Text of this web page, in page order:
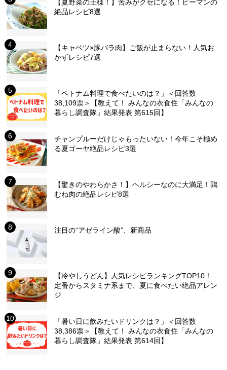
【夏野菜の王様！】苦みがクセになる！ピーマンの
絶品レシピ8選
【キャベツ×豚バラ肉】ご飯が止まらない！人気お
かずレシピ7選
「ベトナム料理で食べたいのは？」＜回答数
38,109票＞【教えて！ みんなの衣食住「みんなの
暮らし調査隊」結果発表 第615回】
チャンプルーだけじゃもったいない！今年こそ極め
る夏ゴーヤ絶品レシピ3選
【驚きのやわらかさ！】ヘルシーなのに大満足！鶏
むね肉の絶品レシピ8選
注目の“アゼライン酸”、新商品
【冷やしうどん】人気レシピランキングTOP10！
定番からスタミナ系まで、夏に食べたい絶品アレン
ジ
「暑い日に飲みたいドリンクは？」＜回答数
38,386票＞【教えて！ みんなの衣食住「みんなの
暮らし調査隊」結果発表 第614回】